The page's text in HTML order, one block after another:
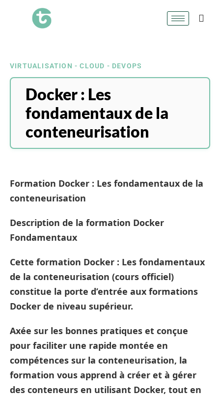
VIRTUALISATION - CLOUD - DEVOPS
Docker : Les
fondamentaux de la
conteneurisation
Formation Docker : Les fondamentaux de la
conteneurisation
Description de la formation Docker
Fondamentaux
Cette formation Docker : Les fondamentaux
de la conteneurisation (cours officiel)
constitue la porte d’entrée aux formations
Docker de niveau supérieur.
Axée sur les bonnes pratiques et conçue
pour faciliter une rapide montée en
compétences sur la conteneurisation, la
formation vous apprend à créer et à gérer
des conteneurs en utilisant Docker, tout en